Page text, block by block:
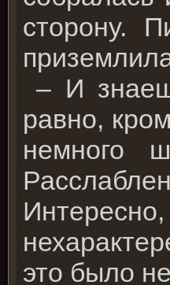
сторону.
– И
равно,
немного
это было